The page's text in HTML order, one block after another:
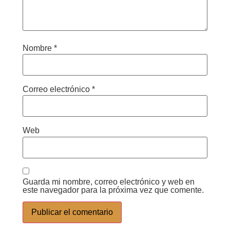
Nombre *
Correo electrónico *
Web
Guarda mi nombre, correo electrónico y web en
este navegador para la próxima vez que comente.